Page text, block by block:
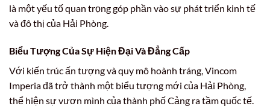
là một yếu tố quan trọng góp phần vào sự phát triển kinh tế
và đô thị của Hải Phòng.
Biểu Tượng Của Sự Hiện Đại Và Đẳng Cấp
Với kiến trúc ấn tượng và quy mô hoành tráng, Vincom
Imperia đã trở thành một biểu tượng mới của Hải Phòng,
thể hiện sự vươn mình của thành phố Cảng ra tầm quốc tế.